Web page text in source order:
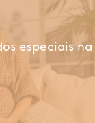
especiais na